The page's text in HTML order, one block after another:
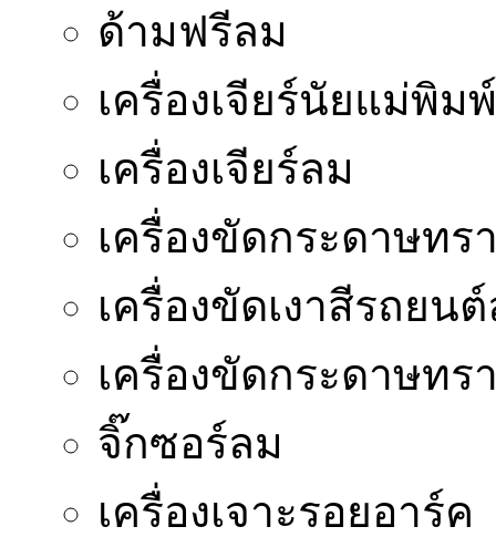
ด้ามฟรีลม
เครื่องเจียร์นัยแม่พิมพ์
เครื่องเจียร์ลม
เครื่องขัดกระดาษทร
เครื่องขัดเงาสีรถยน
เครื่องขัดกระดาษท
จิ๊กซอร์ลม
เครื่องเจาะรอยอาร์ค